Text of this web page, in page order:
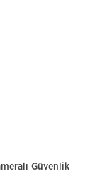
Güvenlik